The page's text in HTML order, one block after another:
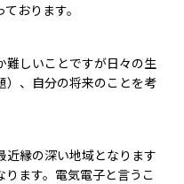
おります。
しいことですが日々の生
）、自分の将来のことを考
縁の深い地域となります
ます。電気電子と言うこ